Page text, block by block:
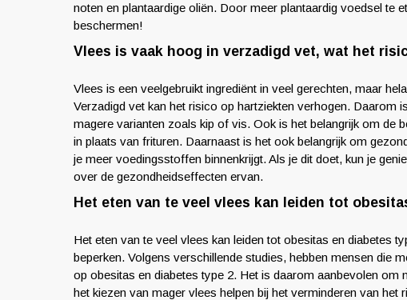
noten en plantaardige oliën. Door meer plantaardig voedsel te
beschermen!
Vlees is vaak hoog in verzadigd vet, wat het
Vlees is een veelgebruikt ingrediënt in veel gerechten, maar
Verzadigd vet kan het risico op hartziekten verhogen. Daarom
magere varianten zoals kip of vis. Ook is het belangrijk om de
in plaats van frituren. Daarnaast is het ook belangrijk om
je meer voedingsstoffen binnenkrijgt. Als je dit doet, kun je
over de gezondheidseffecten ervan.
Het eten van te veel vlees kan leiden tot
Het eten van te veel vlees kan leiden tot obesitas en diabetes
beperken. Volgens verschillende studies, hebben mensen die
op obesitas en diabetes type 2. Het is daarom aanbevolen
het kiezen van mager vlees helpen bij het verminderen van